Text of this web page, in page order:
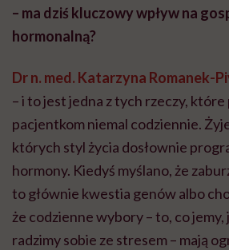
– ma dziś kluczowy wpływ na
hormonalną?
Dr n. med. Katarzyna Romanek-
– i to jest jedna z tych rzeczy,
pacjentkom niemal codziennie.
których styl życia dosłownie
hormony. Kiedyś myślano, że
to głównie kwestia genów albo
że codzienne wybory – to, co jemy,
radzimy sobie ze stresem – mają